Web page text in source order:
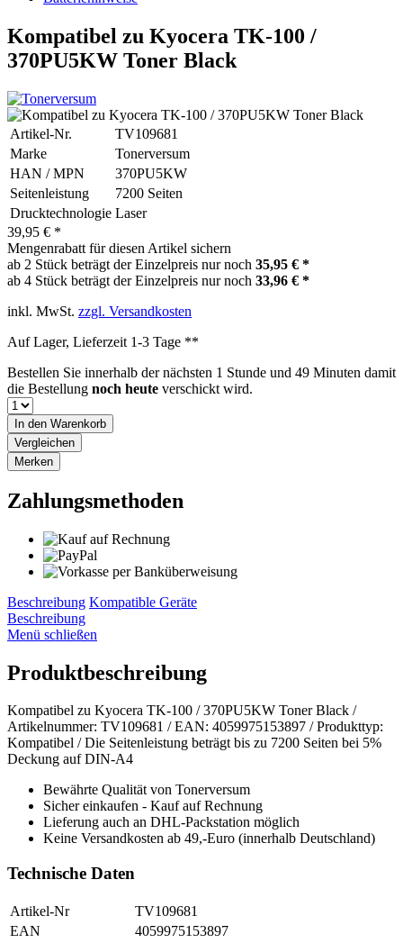
Kompatibel zu Kyocera TK-100 /
370PU5KW Toner Black
Artikel-Nr.
TV109681
Marke
Tonerversum
HAN / MPN
370PU5KW
Seitenleistung
7200 Seiten
Drucktechnologie Laser
39,95 € *
Mengenrabatt für diesen Artikel sichern
ab 2 Stück beträgt der Einzelpreis nur noch 35,95 € *
ab 4 Stück beträgt der Einzelpreis nur noch 33,96 € *
inkl. MwSt. zzgl. Versandkosten
Auf Lager, Lieferzeit 1-3 Tage **
Bestellen Sie innerhalb der nächsten 1 Stunde und 49 Minuten damit
die Bestellung noch heute verschickt wird.
In den Warenkorb
Vergleichen
Merken
Zahlungsmethoden
Beschreibung Kompatible Geräte
Beschreibung
Menü schließen
Produktbeschreibung
Kompatibel zu Kyocera TK-100 / 370PU5KW Toner Black /
Artikelnummer: TV109681 / EAN: 4059975153897 / Produkttyp:
Kompatibel / Die Seitenleistung beträgt bis zu 7200 Seiten bei 5%
Deckung auf DIN-A4
Bewährte Qualität von Tonerversum
Sicher einkaufen - Kauf auf Rechnung
Lieferung auch an DHL-Packstation möglich
Keine Versandkosten ab 49,-Euro (innerhalb Deutschland)
Technische Daten
Artikel-Nr
TV109681
EAN
4059975153897